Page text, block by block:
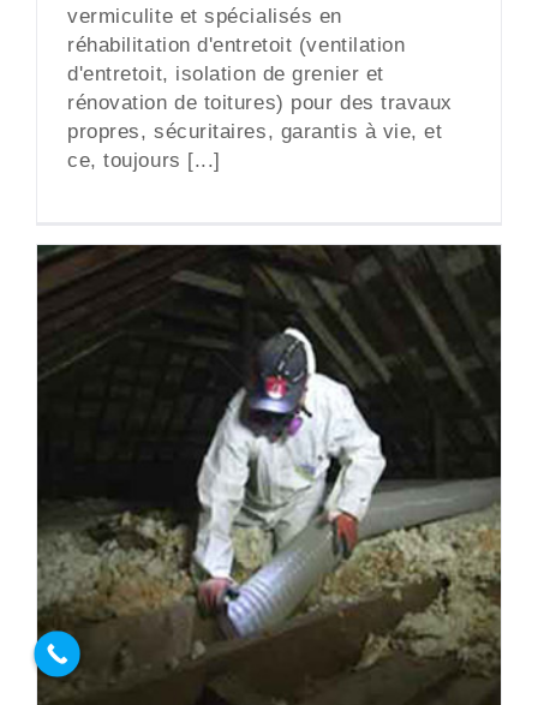
vermiculite et spécialisés en
réhabilitation d'entretoit (ventilation
d'entretoit, isolation de grenier et
rénovation de toitures) pour des travaux
propres, sécuritaires, garantis à vie, et
ce, toujours [...]